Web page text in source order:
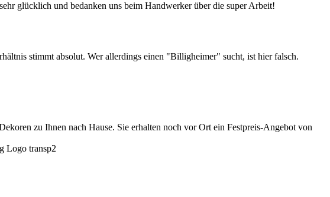
glücklich und bedanken uns beim Handwerker über die super Arbeit!
stimmt absolut. Wer allerdings einen "Billigheimer" sucht, ist hier falsch.
zu Ihnen nach Hause. Sie erhalten noch vor Ort ein Festpreis-Angebot von